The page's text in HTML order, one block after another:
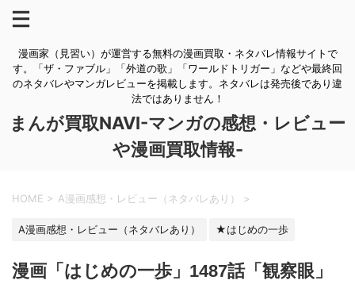
漫画家（見習い）が運営する無料の漫画買取・ネタバレ情報サイトで
す。「ザ・ファブル」「外道の歌」「ワールドトリガー」などや最終回
のネタバレやマンガレビューを掲載します。ネタバレは発売後であり違
法ではありません！
まんが買取NAVI-マンガの感想・レビュー
や漫画買取情報-
HOME > A漫画感想・レビュー（ネタバレあり） >
A漫画感想・レビュー（ネタバレあり） ★はじめの一歩
漫画「はじめの一歩」1487話「観察眼」